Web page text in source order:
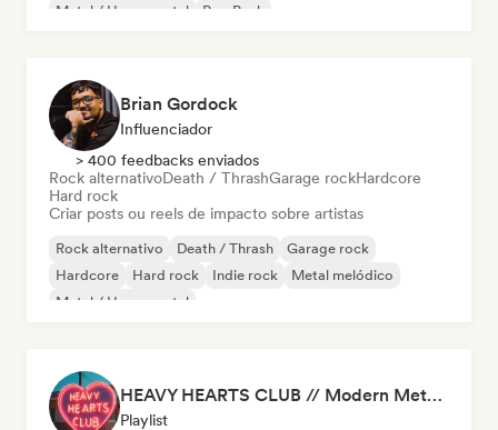
Metal / Heavy metal
Pop Punk
Brian Gordock
Influenciador
> 400 feedbacks enviados
Rock alternativoDeath / ThrashGarage rockHardcore
Hard rock
Criar posts ou reels de impacto sobre artistas
Rock alternativo Death / Thrash
Garage rock
Hardcore
Hard rock Indie rock
Metal melódico
Metal / Heavy metal
HEAVY HEARTS CLUB // Modern Metal Essentials
Playlist